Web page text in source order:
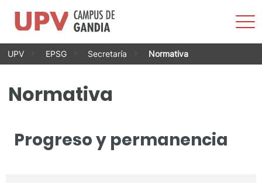
Saltar
UPV EPSG Secretaría Normativa
Normativa
Progreso y permanencia